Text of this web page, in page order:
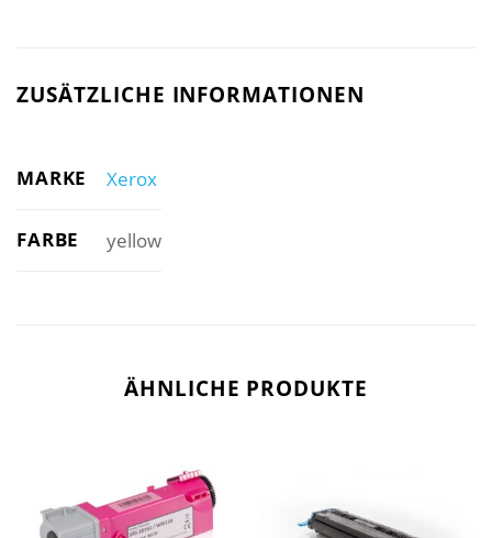
ZUSÄTZLICHE INFORMATIONEN
MARKE Xerox
FARBE yellow
ÄHNLICHE PRODUKTE